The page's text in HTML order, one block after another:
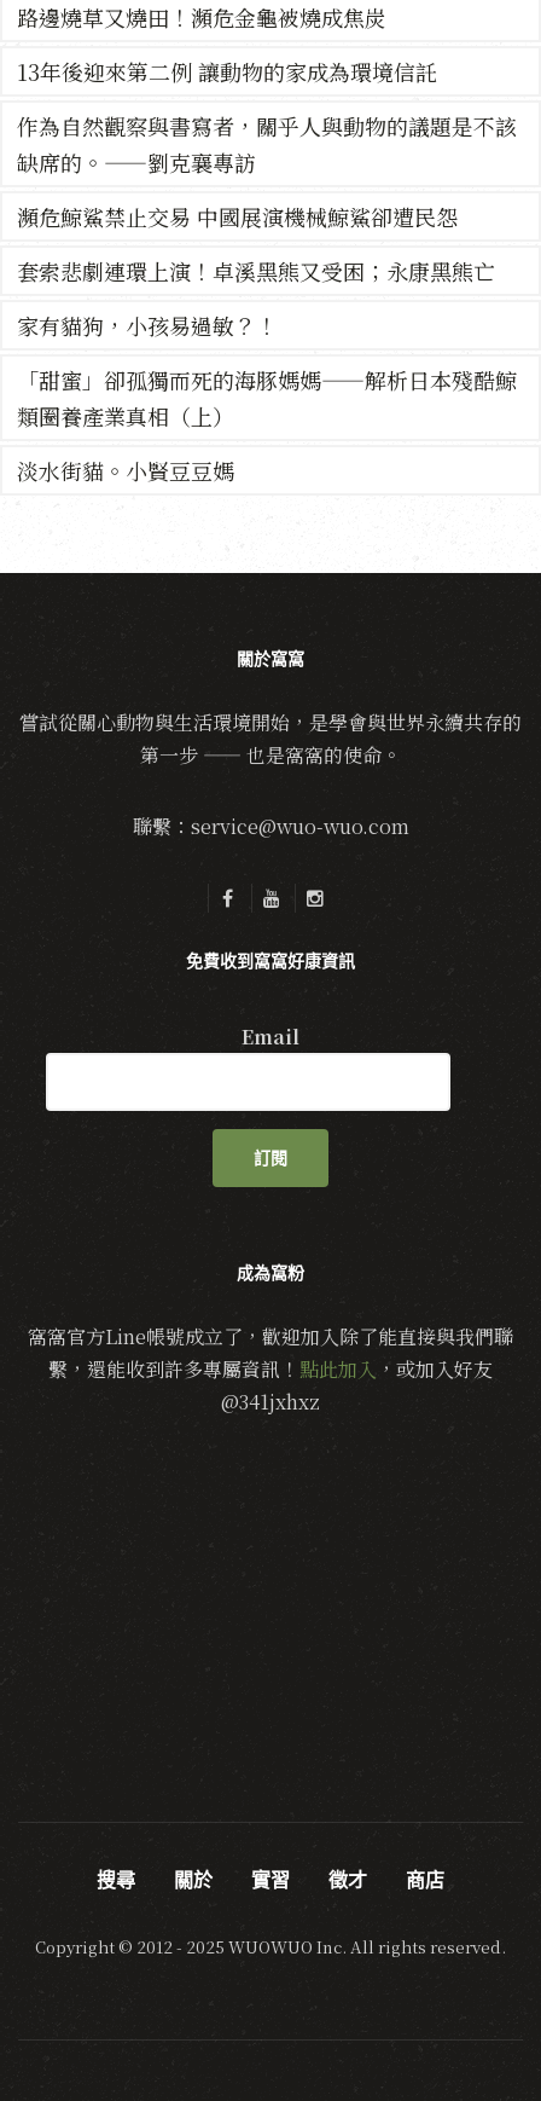
路邊燒草又燒田！瀕危金龜被燒成焦炭
13年後迎來第二例 讓動物的家成為環境信託
作為自然觀察與書寫者，關乎人與動物的議題是不該
缺席的。——劉克襄專訪
瀕危鯨鯊禁止交易 中國展演機械鯨鯊卻遭民怨
套索悲劇連環上演！卓溪黑熊又受困；永康黑熊亡
家有貓狗，小孩易過敏？！
「甜蜜」卻孤獨而死的海豚媽媽——解析日本殘酷鯨
類圈養產業真相（上）
淡水街貓。小賢豆豆媽
關於窩窩
嘗試從關心動物與生活環境開始，是學會與世界永續共存的
第一步 —— 也是窩窩的使命。
聯繫：service@wuo-wuo.com
免費收到窩窩好康資訊
Email
訂閱
成為窩粉
窩窩官方Line帳號成立了，歡迎加入除了能直接與我們聯
繫，還能收到許多專屬資訊！ 點此加入 ，或加入好友
@341jxhxz
搜尋 關於 實習 徵才 商店
Copyright © 2012 - 2025 WUOWUO Inc. All rights reserved.